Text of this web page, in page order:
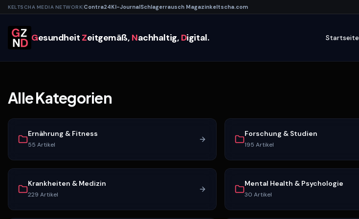
KELTSCHA MEDIA NETWORK|Contra24KI-JournalSchlagerrausch Magazinkeltscha.com
Gesundheit Zeitgemäß, Nachhaltig, Digital. Startseite
Alle Kategorien
Ernährung & Fitness
55 Artikel
Forschung & Studien
195 Artikel
Krankheiten & Medizin
229 Artikel
Mental Health & Psychologie
30 Artikel